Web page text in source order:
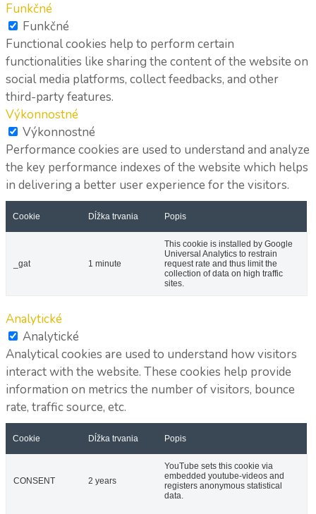
Funkčné
Funkčné
Functional cookies help to perform certain
functionalities like sharing the content of the website on
social media platforms, collect feedbacks, and other
third-party features.
Výkonnostné
Výkonnostné
Performance cookies are used to understand and analyze
the key performance indexes of the website which helps
in delivering a better user experience for the visitors.
Cookie Dĺžka trvania Popis
_gat 1 minute
This cookie is installed by Google
Universal Analytics to restrain
request rate and thus limit the
collection of data on high traffic
sites.
Analytické
Analytické
Analytical cookies are used to understand how visitors
interact with the website. These cookies help provide
information on metrics the number of visitors, bounce
rate, traffic source, etc.
Cookie Dĺžka trvania Popis
CONSENT 2 years
YouTube sets this cookie via
embedded youtube-videos and
registers anonymous statistical
data.